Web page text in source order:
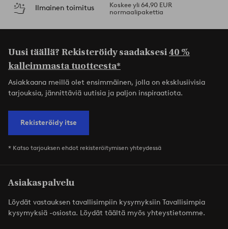
Ilmainen toimitus
Koskee yli 64,90 EUR
normaalipakettia
Uusi täällä? Rekisteröidy saadaksesi40 %
kalleimmasta tuotteesta*
Asiakkaana meillä olet ensimmäinen, jolla on eksklusiivisia
tarjouksia, jännittäviä uutisia ja paljon inspiraatiota.
Rekisteröidy itse
* Katso tarjouksen ehdot rekisteröitymisen yhteydessä
Asiakaspalvelu
Löydät vastauksen tavallisimpiin kysymyksiin Tavallisimpia
kysymyksiä -osiosta. Löydät täältä myös yhteystietomme.